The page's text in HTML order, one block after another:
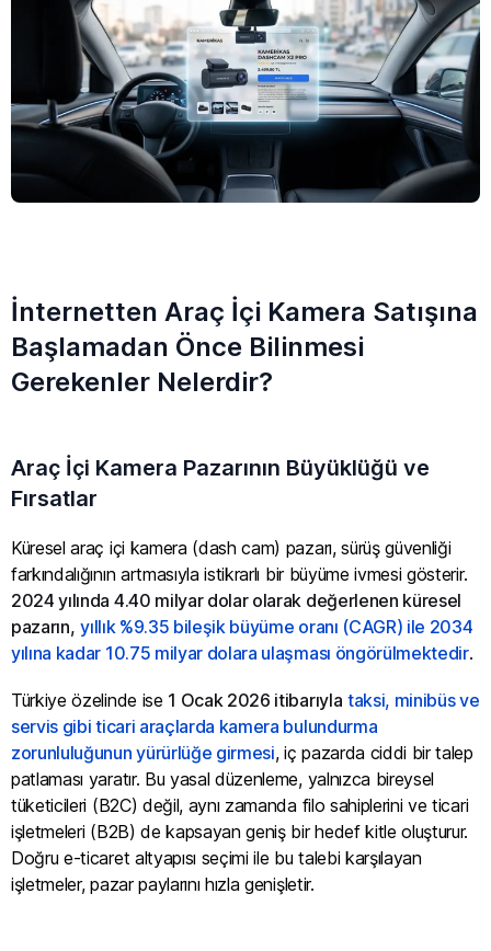
İnternetten Araç İçi Kamera Satışına
Başlamadan Önce Bilinmesi
Gerekenler Nelerdir?
Araç İçi Kamera Pazarının Büyüklüğü ve
Fırsatlar
Küresel araç içi kamera (dash cam) pazarı, sürüş güvenliği
farkındalığının artmasıyla istikrarlı bir büyüme ivmesi gösterir.
2024 yılında 4.40 milyar dolar olarak değerlenen küresel
pazarın, yıllık %9.35 bileşik büyüme oranı (CAGR) ile 2034
yılına kadar 10.75 milyar dolara ulaşması öngörülmektedir.
Türkiye özelinde ise 1 Ocak 2026 itibarıyla taksi, minibüs ve
servis gibi ticari araçlarda kamera bulundurma
zorunluluğunun yürürlüğe girmesi, iç pazarda ciddi bir talep
patlaması yaratır. Bu yasal düzenleme, yalnızca bireysel
tüketicileri (B2C) değil, aynı zamanda filo sahiplerini ve ticari
işletmeleri (B2B) de kapsayan geniş bir hedef kitle oluşturur.
Doğru e-ticaret altyapısı seçimi ile bu talebi karşılayan
işletmeler, pazar paylarını hızla genişletir.